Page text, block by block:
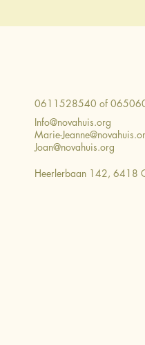
0611528540 of
Info@novahuis.org
Marie-
Joan@novahuis.org
Heerlerbaan 142, 6418